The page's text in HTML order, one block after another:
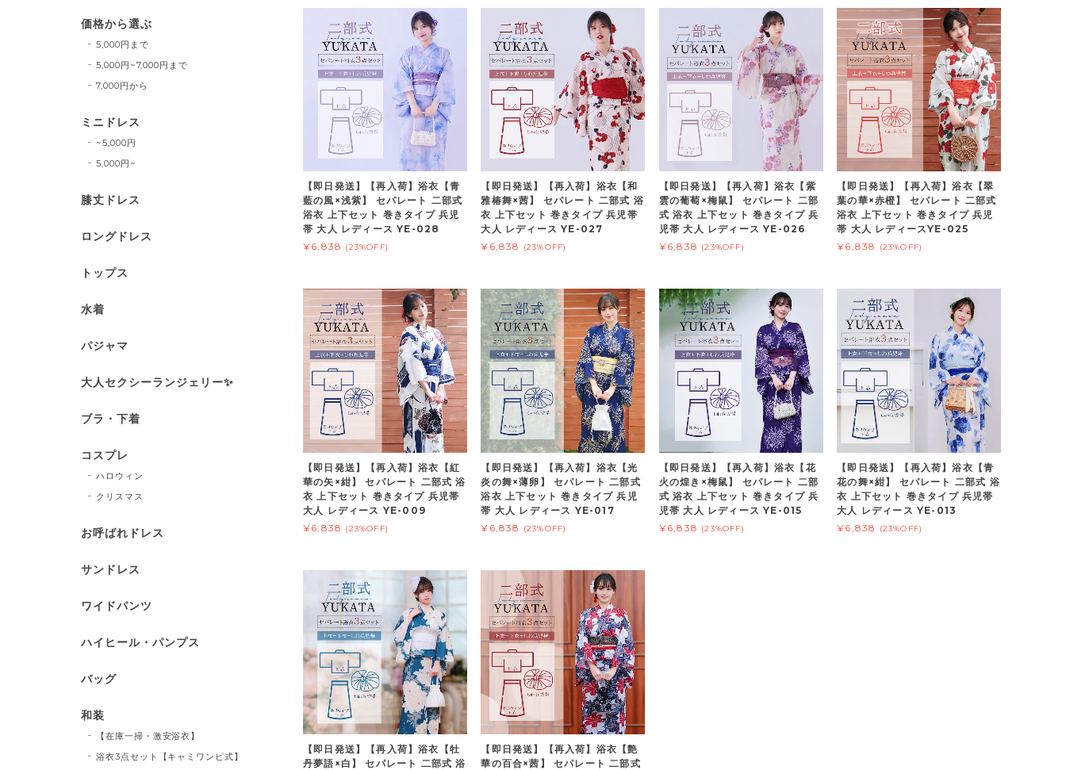
【即日発送】【再入荷】浴衣【青
藍の風×浅紫】 セパレート 二部式
浴衣 上下セット 巻きタイプ 兵児
帯 大人 レディース YE-028
¥6,838 (23%OFF)
【即日発送】【再入荷】浴衣【和
雅椿舞×茜】 セパレート 二部式 浴
衣 上下セット 巻きタイプ 兵児帯
大人 レディース YE-027
¥6,838
(23%OFF)
【即日発送】【再入荷】浴衣【紫
雲の葡萄×梅鼠】 セパレート 二部
式 浴衣 上下セット 巻きタイプ 兵
児帯 大人 レディース YE-026
¥6,838 (23%OFF)
【即日発送】【再入荷】浴衣【翠
葉の華×赤橙】 セパレート 二部式
浴衣 上下セット 巻きタイプ 兵児
帯 大人 レディースYE-025
¥6,838
(23%OFF)
【即日発送】【再入荷】浴衣【紅
華の矢×紺】 セパレート 二部式 浴
衣 上下セット 巻きタイプ 兵児帯
大人 レディース YE-009
¥6,838 (23%OFF)
【即日発送】【再入荷】浴衣【光
炎の舞×薄卵】 セパレート 二部式
浴衣 上下セット 巻きタイプ 兵児
帯 大人 レディース YE-017
¥6,838
(23%OFF)
【即日発送】【再入荷】浴衣【花
火の煌き×梅鼠】 セパレート 二部
式 浴衣 上下セット 巻きタイプ 兵
児帯 大人 レディース YE-015
¥6,838 (23%OFF)
【即日発送】【再入荷】浴衣【青
花の舞×紺】 セパレート 二部式 浴
衣 上下セット 巻きタイプ 兵児帯
大人 レディース YE-013
¥6,838
(23%OFF)
【即日発送】【再入荷】浴衣【牡
丹夢語×白】 セパレート 二部式 浴
【即日発送】【再入荷】浴衣【艶
華の百合×茜】 セパレート 二部式
価格から選ぶ
5,000円まで
5,000円~7,000円まで
7,000円から
ミニドレス
~5,000円
5,000円~
膝丈ドレス
ロングドレス
トップス
水着
パジャマ
大人セクシーランジェリー✨
ブラ・下着
コスプレ
ハロウィン
クリスマス
お呼ばれドレス
サンドレス
ワイドパンツ
ハイヒール・パンプス
バッグ
和装
【在庫一掃・激安浴衣】
浴衣3点セット【キャミワンピ式】